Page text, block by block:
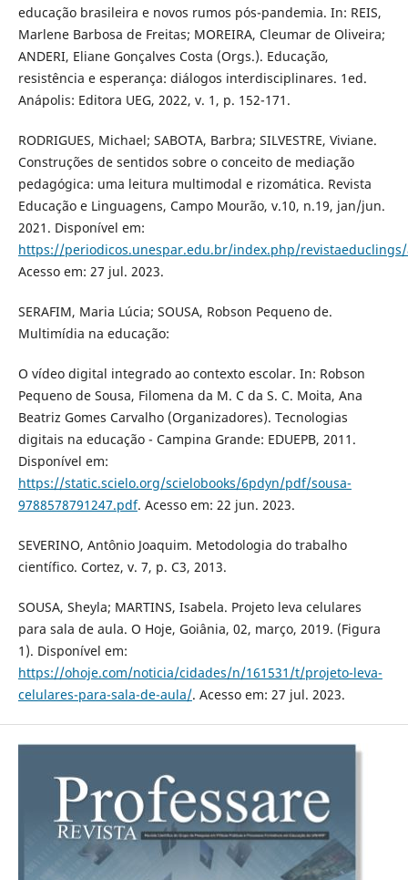
educação brasileira e novos rumos pós-pandemia. In: REIS,
Marlene Barbosa de Freitas; MOREIRA, Cleumar de Oliveira;
ANDERI, Eliane Gonçalves Costa (Orgs.). Educação,
resistência e esperança: diálogos interdisciplinares. 1ed.
Anápolis: Editora UEG, 2022, v. 1, p. 152-171.
RODRIGUES, Michael; SABOTA, Barbra; SILVESTRE, Viviane.
Construções de sentidos sobre o conceito de mediação
pedagógica: uma leitura multimodal e rizomática. Revista
Educação e Linguagens, Campo Mourão, v.10, n.19, jan/jun.
2021. Disponível em:
https://periodicos.unespar.edu.br/index.php/
Acesso em: 27 jul. 2023.
SERAFIM, Maria Lúcia; SOUSA, Robson Pequeno de.
Multimídia na educação:
O vídeo digital integrado ao contexto escolar. In: Robson
Pequeno de Sousa, Filomena da M. C da S. C. Moita, Ana
Beatriz Gomes Carvalho (Organizadores). Tecnologias
digitais na educação - Campina Grande: EDUEPB, 2011.
Disponível em:
https://static.scielo.org/scielobooks/6pdyn/pdf/sousa-
9788578791247.pdf. Acesso em: 22 jun. 2023.
SEVERINO, Antônio Joaquim. Metodologia do trabalho
científico. Cortez, v. 7, p. C3, 2013.
SOUSA, Sheyla; MARTINS, Isabela. Projeto leva celulares
para sala de aula. O Hoje, Goiânia, 02, março, 2019. (Figura
1). Disponível em:
https://ohoje.com/noticia/cidades/n/161531/t/projeto-leva-
celulares-para-sala-de-aula/. Acesso em: 27 jul. 2023.